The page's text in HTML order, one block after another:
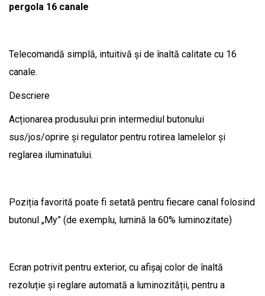
pergola 16 canale
Telecomandă simplă, intuitivă și de înaltă calitate cu 16
canale.
Descriere
Acționarea produsului prin intermediul butonului
sus/jos/oprire și regulator pentru rotirea lamelelor și
reglarea iluminatului.
Poziția favorită poate fi setată pentru fiecare canal folosind
butonul „My” (de exemplu, lumină la 60% luminozitate)
Ecran potrivit pentru exterior, cu afișaj color de înaltă
rezoluție și reglare automată a luminozității, pentru a